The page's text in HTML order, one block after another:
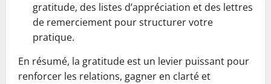
gratitude, des listes d’appréciation et des lettres
de remerciement pour structurer votre
pratique.
En résumé, la gratitude est un levier puissant pour
renforcer les relations, gagner en clarté et